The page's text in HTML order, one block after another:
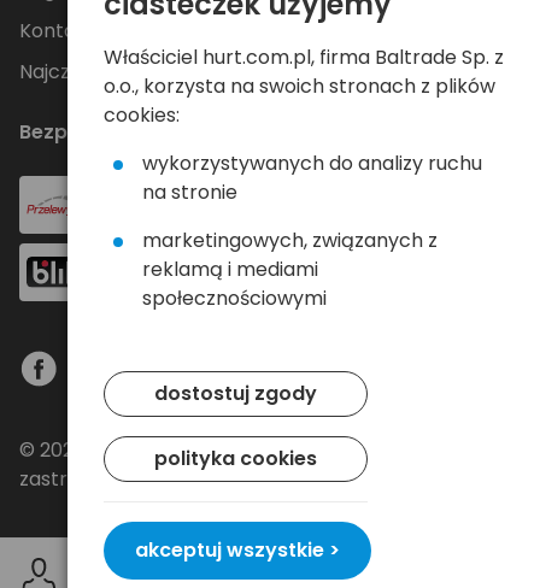
Kontakt
Najczęściej zadawane pytania
Bezpieczne płatności
© 2024 Baltrade sp. z o.o. - Wszelkie prawa
zastrzeżone.
Właściciel hurt.com.pl, firma Baltrade Sp. z
o.o., korzysta na swoich stronach z plików
cookies:
wykorzystywanych do analizy ruchu
na stronie
marketingowych, związanych z
reklamą i mediami
społecznościowymi
dostostuj zgody
polityka cookies
akceptuj wszystkie >